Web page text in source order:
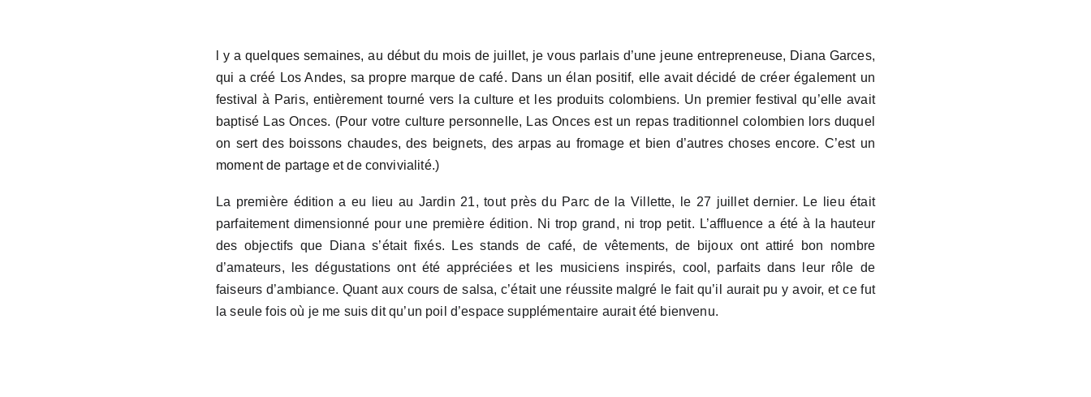
l y a quelques semaines, au début du mois de juillet, je vous parlais d’une jeune entrepreneuse, Diana Garces,
qui a créé Los Andes, sa propre marque de café. Dans un élan positif, elle avait décidé de créer également un
festival à Paris, entièrement tourné vers la culture et les produits colombiens. Un premier festival qu’elle avait
baptisé Las Onces. (Pour votre culture personnelle, Las Onces est un repas traditionnel colombien lors duquel
on sert des boissons chaudes, des beignets, des arpas au fromage et bien d’autres choses encore. C’est un
moment de partage et de convivialité.)
La première édition a eu lieu au Jardin 21, tout près du Parc de la Villette, le 27 juillet dernier. Le lieu était
parfaitement dimensionné pour une première édition. Ni trop grand, ni trop petit. L’affluence a été à la hauteur
des objectifs que Diana s’était fixés. Les stands de café, de vêtements, de bijoux ont attiré bon nombre
d’amateurs, les dégustations ont été appréciées et les musiciens inspirés, cool, parfaits dans leur rôle de
faiseurs d’ambiance. Quant aux cours de salsa, c’était une réussite malgré le fait qu’il aurait pu y avoir, et ce fut
la seule fois où je me suis dit qu’un poil d’espace supplémentaire aurait été bienvenu.